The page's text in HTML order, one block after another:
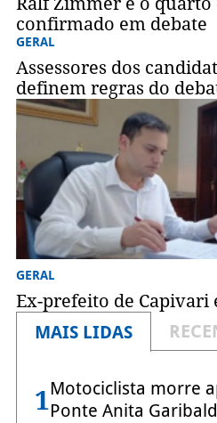
confirmado em debate
GERAL
Assessores dos
definem regras do
GERAL
Ex-prefeito de Capivari
MAIS LIDAS
1Motociclista morre
Ponte Anita